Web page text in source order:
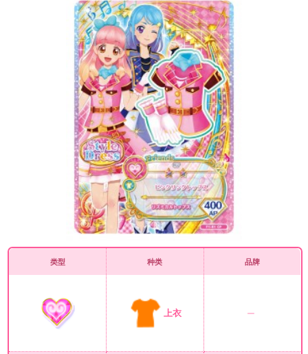
类型 种类
上衣
品牌